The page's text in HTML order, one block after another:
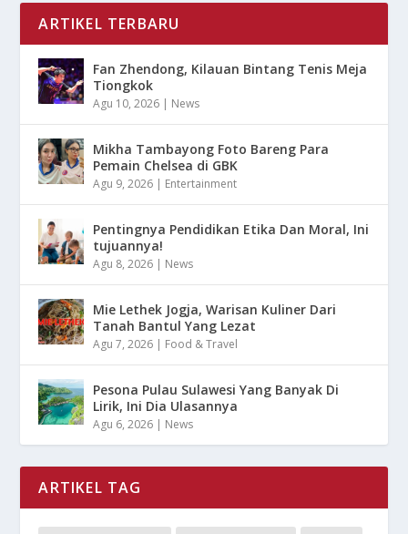
ARTIKEL TERBARU
Fan Zhendong, Kilauan Bintang Tenis Meja
Tiongkok
Agu 10, 2026 | News
Mikha Tambayong Foto Bareng Para
Pemain Chelsea di GBK
Agu 9, 2026 | Entertainment
Pentingnya Pendidikan Etika Dan Moral, Ini
tujuannya!
Agu 8, 2026 | News
Mie Lethek Jogja, Warisan Kuliner Dari
Tanah Bantul Yang Lezat
Agu 7, 2026 | Food & Travel
Pesona Pulau Sulawesi Yang Banyak Di
Lirik, Ini Dia Ulasannya
Agu 6, 2026 | News
ARTIKEL TAG